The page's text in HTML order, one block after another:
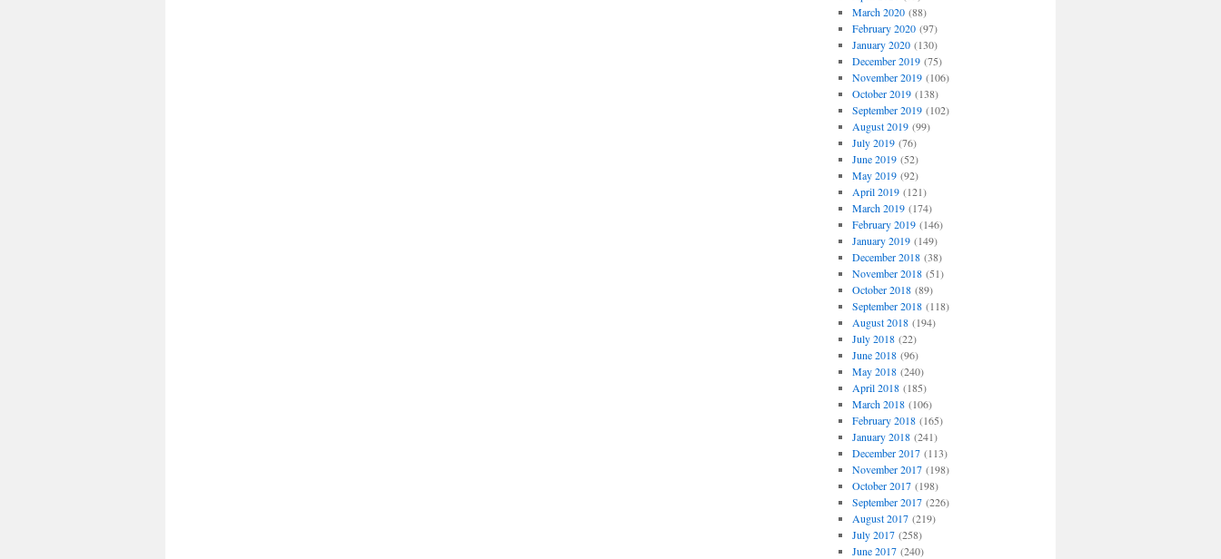
March 2020(88)
February 2020(97)
January 2020(130)
December 2019(75)
November 2019(106)
October 2019(138)
September 2019(102)
August 2019(99)
July 2019(76)
June 2019(52)
May 2019(92)
April 2019(121)
March 2019(174)
February 2019(146)
January 2019(149)
December 2018(38)
November 2018(51)
October 2018(89)
September 2018(118)
August 2018(194)
July 2018(22)
June 2018(96)
May 2018(240)
April 2018(185)
March 2018(106)
February 2018(165)
January 2018(241)
December 2017(113)
November 2017(198)
October 2017(198)
September 2017(226)
August 2017(219)
July 2017(258)
June 2017(240)